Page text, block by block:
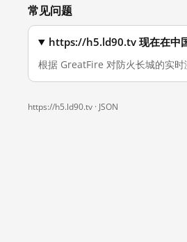
常见问题
https://h5.ld90.tv 现在在中
根据 GreatFire 对防火长城的实
https://h5.ld90.tv · JSON